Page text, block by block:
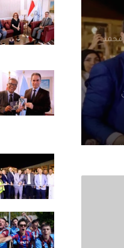
محمد